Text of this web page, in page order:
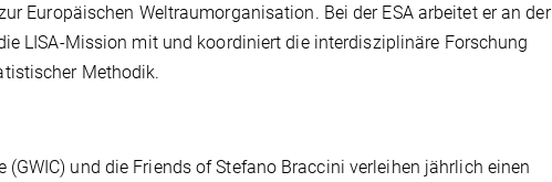
Europäischen Weltraumorganisation. Bei der ESA arbeitet er an der
LISA-Mission mit und koordiniert die interdisziplinäre Forschung
Methodik.
und die Friends of Stefano Braccini verleihen jährlich einen